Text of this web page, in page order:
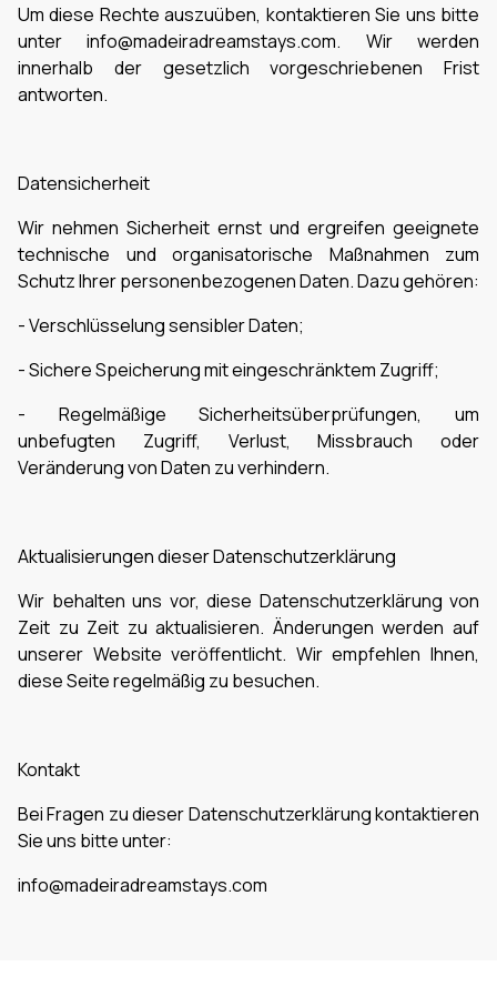
Um diese Rechte auszuüben, kontaktieren Sie uns bitte
unter info@madeiradreamstays.com. Wir werden
innerhalb der gesetzlich vorgeschriebenen Frist
antworten.
Datensicherheit
Wir nehmen Sicherheit ernst und ergreifen geeignete
technische und organisatorische Maßnahmen zum
Schutz Ihrer personenbezogenen Daten. Dazu gehören:
- Verschlüsselung sensibler Daten;
- Sichere Speicherung mit eingeschränktem Zugriff;
- Regelmäßige Sicherheitsüberprüfungen, um
unbefugten Zugriff, Verlust, Missbrauch oder
Veränderung von Daten zu verhindern.
Aktualisierungen dieser Datenschutzerklärung
Wir behalten uns vor, diese Datenschutzerklärung von
Zeit zu Zeit zu aktualisieren. Änderungen werden auf
unserer Website veröffentlicht. Wir empfehlen Ihnen,
diese Seite regelmäßig zu besuchen.
Kontakt
Bei Fragen zu dieser Datenschutzerklärung kontaktieren
Sie uns bitte unter:
info@madeiradreamstays.com